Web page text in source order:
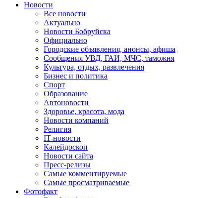
Новости
Все новости
Актуально
Новости Бобруйска
Официально
Городские объявления, анонсы, афиша
Сообщения УВД, ГАИ, МЧС, таможня
Культура, отдых, развлечения
Бизнес и политика
Спорт
Образование
Автоновости
Здоровье, красота, мода
Новости компаний
Религия
IT-новости
Калейдоскоп
Новости сайта
Пресс-релизы
Самые комментируемые
Самые просматриваемые
Фотофакт